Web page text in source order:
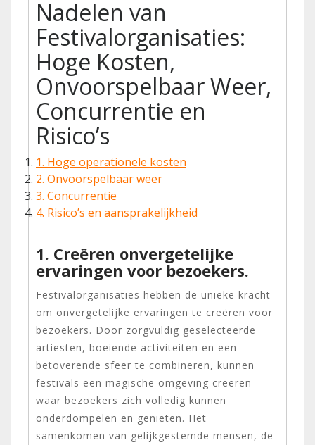
Nadelen van
Festivalorganisaties:
Hoge Kosten,
Onvoorspelbaar Weer,
Concurrentie en
Risico’s
1. Hoge operationele kosten
2. Onvoorspelbaar weer
3. Concurrentie
4. Risico’s en aansprakelijkheid
1. Creëren onvergetelijke
ervaringen voor bezoekers.
Festivalorganisaties hebben de unieke kracht
om onvergetelijke ervaringen te creëren voor
bezoekers. Door zorgvuldig geselecteerde
artiesten, boeiende activiteiten en een
betoverende sfeer te combineren, kunnen
festivals een magische omgeving creëren
waar bezoekers zich volledig kunnen
onderdompelen en genieten. Het
samenkomen van gelijkgestemde mensen, de